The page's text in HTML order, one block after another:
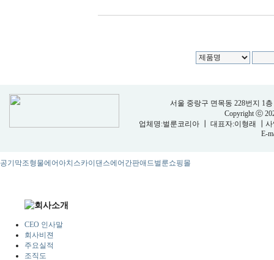
서울 중랑구 면목동 228번지 1
Copyright ⓒ
업체명:벌룬코리아 ┃ 대표자:이형래 ┃사
E-
공기막조형물에어아치 스카이댄스에어간판애드벌룬쇼핑몰
CEO 인사말
회사비젼
주요실적
조직도